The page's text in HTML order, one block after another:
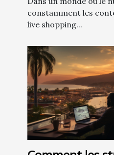
constamment les
live shopping...